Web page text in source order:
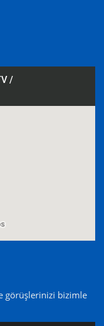
görüşlerinizi bizimle